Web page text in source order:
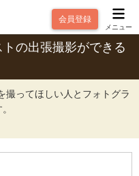
会員登録
メニュー
の出張撮影ができる
撮ってほしい人とフォトグラ